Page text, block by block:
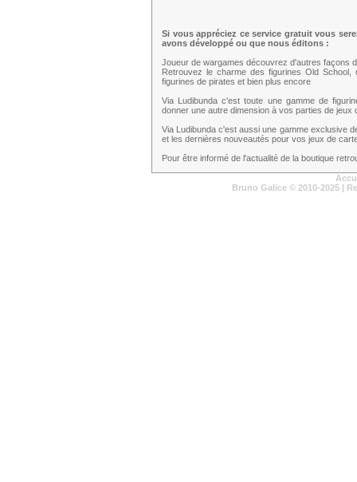
Si vous appréciez ce service gratuit vous
avons développé ou que nous éditons :
Joueur de wargames découvrez d'autres façons
Retrouvez le charme des figurines Old
figurines de pirates et bien plus encore
Via Ludibunda c'est toute une gamme de
donner une autre dimension à vos parties de jeux
Via Ludibunda c'est aussi une gamme exclusive
et les dernières nouveautés pour vos jeux de
Pour être informé de l'actualité de la boutique
Bruno Galice © 2010-2025 |